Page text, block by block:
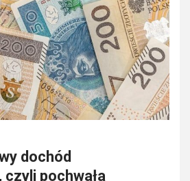
dochód
pochwała